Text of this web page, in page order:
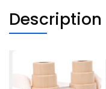
Description